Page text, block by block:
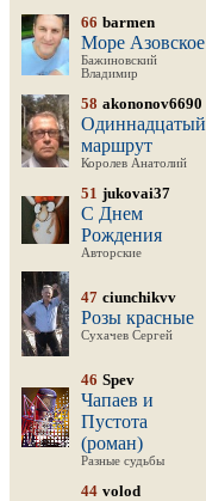
66 barmen
Море Азовское
Бажиновский
Владимир
58 akononov6690
Одиннадцатый
маршрут
Королев Анатолий
51 jukovai37
С Днем
Рождения
Авторские
47 ciunchikvv
Розы красные
Сухачев Сергей
46 Spev
Чапаев и
Пустота
(роман)
Разные судьбы
44 volod